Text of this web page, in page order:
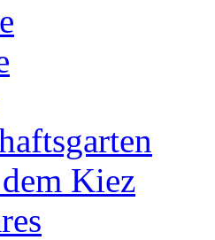
Kiez